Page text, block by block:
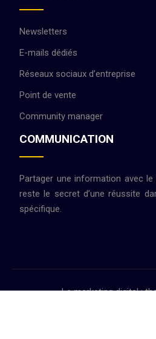
Newsletters
E-mails dédiés
Réseaux sociaux d’entreprise
Point de vente
Community manager
COMMUNICATION
Partager une information avec
reste le secret d’une réussite
spécifique.
Le marketing digital :